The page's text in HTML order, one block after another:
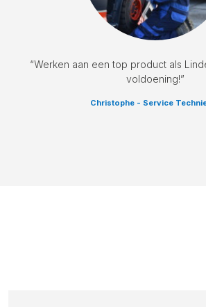
“Werken aan een top product als
voldoening!”
Christophe - Service